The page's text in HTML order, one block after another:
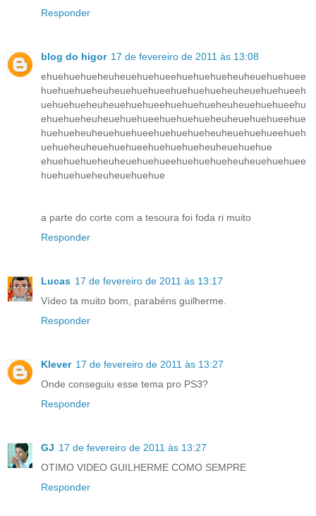
Responder
blog do higor 17 de fevereiro de 2011 às 13:08
ehuehuehueheuheuehuehueehuehuehueheuheuehuehuee
huehuehueheuheuehuehueehuehuehueheuheuehuehueeh
uehuehueheuheuehuehueehuehuehueheuheuehuehueehu
ehuehueheuheuehuehueehuehuehueheuheuehuehueehue
huehueheuheuehuehueehuehuehueheuheuehuehueehueh
uehueheuheuehuehueehuehuehueheuheuehuehue
ehuehuehueheuheuehuehueehuehuehueheuheuehuehuee
huehuehueheuheuehuehue
a parte do corte com a tesoura foi foda ri muito
Responder
Lucas 17 de fevereiro de 2011 às 13:17
Vídeo ta muito bom, parabéns guilherme.
Responder
Klever 17 de fevereiro de 2011 às 13:27
Onde conseguiu esse tema pro PS3?
Responder
GJ 17 de fevereiro de 2011 às 13:27
OTIMO VIDEO GUILHERME COMO SEMPRE
Responder